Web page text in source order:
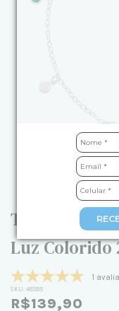
Tornozeleira
Luz Colorido
1
SKU: 48595
R$139,90